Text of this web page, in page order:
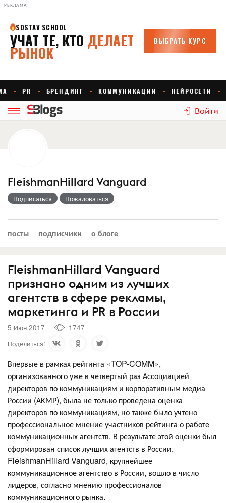
РЕКЛАМА
Войти
FleishmanHillard Vanguard
Подписаться Пожаловаться
посты подписчики о блоге
FleishmanHillard Vanguard
признано одним из лучших
агентств в сфере рекламы,
маркетинга и PR в России
5 Июн 2017
1747
Поделиться:
Впервые в рамках рейтинга «TOP-COMM»,
организованного уже в четвертый раз Ассоциацией
директоров по коммуникациям и корпоративным медиа
России (АКМР), была не только проведена оценка
директоров по коммуникациям, но также было учтено
профессиональное мнение участников рейтинга о работе
коммуникационных агентств. В результате этой оценки был
сформирован список лучших агентств в России.
FleishmanHillard Vanguard, крупнейшее
коммуникационное агентство в России, вошло в число
лидеров, согласно мнению профессионалов
коммуникационного рынка.